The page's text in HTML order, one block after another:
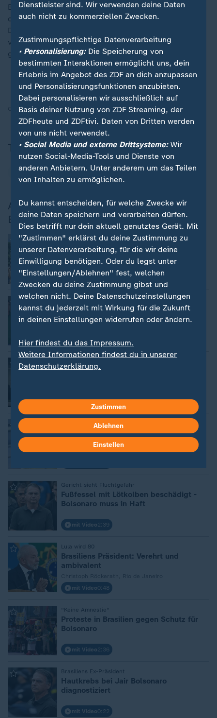
Bolsonaro bestreitet alle Vorwürfe und genießt dabei
die Rückendeckung von US-PräsidentDonald Trump
Dieser wirft Brasilien eine Hexenjagd gegen Bolsonaro
vor und hattedeswegen mit gravierend hohen Zöllen
gedroht.
Warum Trump Brasilien mit Rekordzöllen belegt
Quelle:AFP, AP
Themen
Jair Bolsonaro Donald Trump
Aktuelle Nachrichten zu Jair
Bolsonaro
Urteil rechtskräftig
:
Brasilien: Bolsonaro muss Haftstrafe
antreten
Video
Oberstes Gericht in Brasilien
:
Rechtsmittel ausgeschöpft: Bolsonaro
muss 27 Jahre in Haft
mit Video
: Bolsonaro beschädigt Fußfessel
Video0:23
Brasiliens Ex-Präsident
:
Bolsonaro: Beschädigung von Fußfessel
wegen "Paranoia"
Gericht sieht Fluchtgefahr
:
Fußfessel mit Lötkolben beschädigt -
Bolsonaro muss in Haft
mit Video2:39
Lula wird 80
:
Brasiliens Präsident: Verehrt und
ambivalent
mit Video0:48
"Keine Amnestie"
:
Proteste in Brasilien gegen Schutz für
Bolsonaro
mit Video2:36
Brasiliens Ex-Präsident
:
Hautkrebs bei Jair Bolsonaro
diagnostiziert
mit Video0:22
Dienstleister sind. Wir verwenden deine Daten
auch nicht zu kommerziellen Zwecken.
Zustimmungspflichtige Datenverarbeitung
• Personalisierung:Die Speicherung von
bestimmten Interaktionen ermöglicht uns, dein
Erlebnis im Angebot des ZDF an dich anzupassen
und Personalisierungsfunktionen anzubieten.
Dabei personalisieren wir ausschließlich auf
Basis deiner Nutzung von ZDF Streaming, der
ZDFheute und ZDFtivi. Daten von Dritten werden
von uns nicht verwendet.
• Social Media und externe Drittsysteme:Wir
nutzen Social-Media-Tools und Dienste von
anderen Anbietern. Unter anderem um das Teilen
von Inhalten zu ermöglichen.
Du kannst entscheiden, für welche Zwecke wir
deine Daten speichern und verarbeiten dürfen.
Dies betrifft nur dein aktuell genutztes Gerät. Mit
"Zustimmen" erklärst du deine Zustimmung zu
unserer Datenverarbeitung, für die wir deine
Einwilligung benötigen. Oder du legst unter
"Einstellungen/Ablehnen" fest, welchen
Zwecken du deine Zustimmung gibst und
welchen nicht. Deine Datenschutzeinstellungen
kannst du jederzeit mit Wirkung für die Zukunft
in deinen Einstellungen widerrufen oder ändern.
Hier findest du das Impressum.
Weitere Informationen findest du in unserer
Datenschutzerklärung.
Zustimmen
Ablehnen
Einstellen